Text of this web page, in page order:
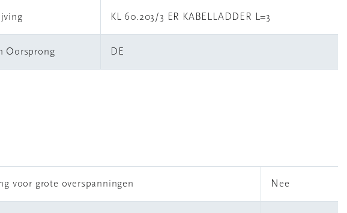
KL 60.203/3 ER KABELLADDER L=3
Oorsprong DE
voor grote overspanningen Nee